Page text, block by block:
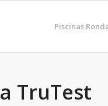
Piscinas
TruTest